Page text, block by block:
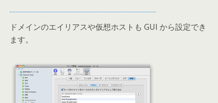
ドメインのエイリアスや仮想ホストも GUI から設定でき
ます。